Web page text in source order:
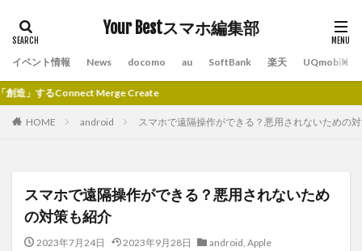
Your Bestスマホ編集部
イベント情報 News docomo au SoftBank 楽天 UQmobile
Merge Create
HOME android スマホで遠隔操作ができる？悪用されないための
スマホで遠隔操作ができる？悪用されないため
の対策も紹介
2023年7月24日 2023年9月28日 android, Apple